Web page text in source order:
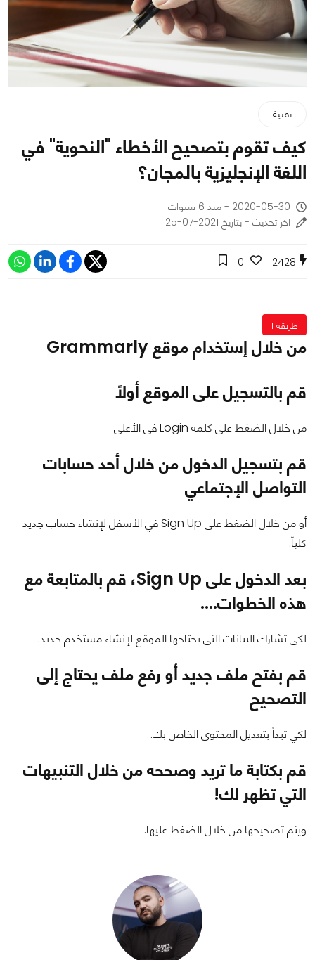
تقنية
كيف تقوم بتصحيح الأخطاء "النحوية" في
اللغة الإنجليزية بالمجان؟
2020-05-30 - منذ 6 سنوات
اخر تحديث - بتاريخ 2021-07-25
2428
0
طريقة 1
من خلال إستخدام موقع Grammarly
قم بالتسجيل على الموقع أولاً
من خلال الضغط على كلمة Login في الأعلى
قم بتسجيل الدخول من خلال أحد حسابات
التواصل الإجتماعي
أو من خلال الضغط على Sign Up في الأسفل لإنشاء حساب جديد
كلياً.
بعد الدخول على Sign Up، قم بالمتابعة مع
هذه الخطوات....
لكي تشارك البيانات التي يحتاجها الموقع لإنشاء مستخدم جديد.
قم بفتح ملف جديد أو رفع ملف يحتاج إلى
التصحيح
لكي تبدأ بتعديل المحتوى الخاص بك.
قم بكتابة ما تريد وصححه من خلال التنبيهات
التي تظهر لك!
ويتم تصحيحها من خلال الضغط عليها.